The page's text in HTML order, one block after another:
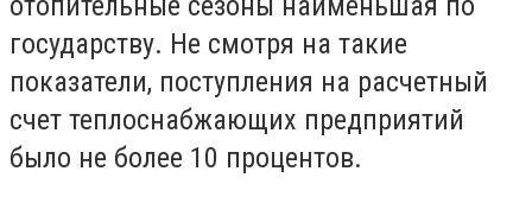
государству. Не смотря на такие
показатели, поступления на расчетный
счет теплоснабжающих предприятий
было не более 10 процентов.